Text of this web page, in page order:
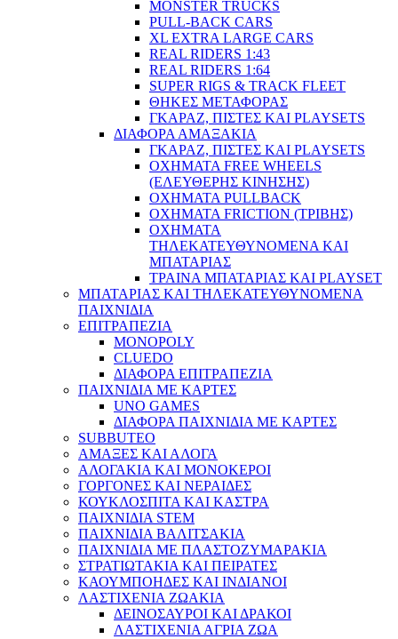
MONSTER TRUCKS
PULL-BACK CARS
XL EXTRA LARGE CARS
REAL RIDERS 1:43
REAL RIDERS 1:64
SUPER RIGS & TRACK FLEET
ΘΗΚΕΣ ΜΕΤΑΦΟΡΑΣ
ΓΚΑΡΑΖ, ΠΙΣΤΕΣ ΚΑΙ PLAYSETS
ΔΙΑΦΟΡΑ ΑΜΑΞΑΚΙΑ
ΓΚΑΡΑΖ, ΠΙΣΤΕΣ ΚΑΙ PLAYSETS
ΟΧΗΜΑΤΑ FREE WHEELS
(ΕΛΕΥΘΕΡΗΣ ΚΙΝΗΣΗΣ)
ΟΧΗΜΑΤΑ PULLBACK
ΟΧΗΜΑΤΑ FRICTION (ΤΡΙΒΗΣ)
ΟΧΗΜΑΤΑ
ΤΗΛΕΚΑΤΕΥΘΥΝΟΜΕΝΑ ΚΑΙ
ΜΠΑΤΑΡΙΑΣ
ΤΡΑΙΝΑ ΜΠΑΤΑΡΙΑΣ ΚΑΙ PLAYSET
ΜΠΑΤΑΡΙΑΣ ΚΑΙ ΤΗΛΕΚΑΤΕΥΘΥΝΟΜΕΝΑ
ΠΑΙΧΝΙΔΙΑ
ΕΠΙΤΡΑΠΕΖΙΑ
MONOPOLY
CLUEDO
ΔΙΑΦΟΡΑ ΕΠΙΤΡΑΠΕΖΙΑ
ΠΑΙΧΝΙΔΙΑ ΜΕ ΚΑΡΤΕΣ
UNO GAMES
ΔΙΑΦΟΡΑ ΠΑΙΧΝΙΔΙΑ ΜΕ ΚΑΡΤΕΣ
SUBBUTEO
ΑΜΑΞΕΣ ΚΑΙ ΑΛΟΓΑ
ΑΛΟΓΑΚΙΑ ΚΑΙ ΜΟΝΟΚΕΡΟΙ
ΓΟΡΓΟΝΕΣ ΚΑΙ ΝΕΡΑΙΔΕΣ
ΚΟΥΚΛΟΣΠΙΤΑ ΚΑΙ ΚΑΣΤΡΑ
ΠΑΙΧΝΙΔΙΑ STEM
ΠΑΙΧΝΙΔΙΑ ΒΑΛΙΤΣΑΚΙΑ
ΠΑΙΧΝΙΔΙΑ ΜΕ ΠΛΑΣΤΟΖΥΜΑΡΑΚΙΑ
ΣΤΡΑΤΙΩΤΑΚΙΑ ΚΑΙ ΠΕΙΡΑΤΕΣ
ΚΑΟΥΜΠΟΗΔΕΣ ΚΑΙ ΙΝΔΙΑΝΟΙ
ΛΑΣΤΙΧΕΝΙΑ ΖΩΑΚΙΑ
ΔΕΙΝΟΣΑΥΡΟΙ ΚΑΙ ΔΡΑΚΟΙ
ΛΑΣΤΙΧΕΝΙΑ ΑΓΡΙΑ ΖΩΑ